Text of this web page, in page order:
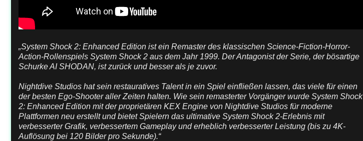
„System Shock 2: Enhanced Edition ist ein Remaster des klassischen Science-Fiction-Horror-
Action-Rollenspiels System Shock 2 aus dem Jahr 1999. Der Antagonist der Serie, der bösartige
Schurke AI SHODAN, ist zurück und besser als je zuvor.
Nightdive Studios hat sein restauratives Talent in ein Spiel einfließen lassen, das viele für einen
der besten Ego-Shooter aller Zeiten halten. Wie sein remasterter Vorgänger wurde System Shock
2: Enhanced Edition mit der proprietären KEX Engine von Nightdive Studios für moderne
Plattformen neu erstellt und bietet Spielern das ultimative System Shock 2-Erlebnis mit
verbesserter Grafik, verbessertem Gameplay und erheblich verbesserter Leistung (bis zu 4K-
Auflösung bei 120 Bilder pro Sekunde).“